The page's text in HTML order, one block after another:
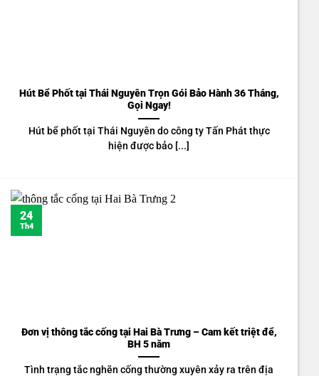
Hút Bể Phốt tại Thái Nguyên Trọn Gói Bảo Hành 36 Tháng,
Gọi Ngay!
Hút bể phốt tại Thái Nguyên do công ty Tấn Phát thực
hiện được bảo [...]
Đơn vị thông tắc cống tại Hai Bà Trưng – Cam kết triệt để,
BH 5 năm
Tình trạng tắc nghẽn cống thường xuyên xảy ra trên địa
24
Th4